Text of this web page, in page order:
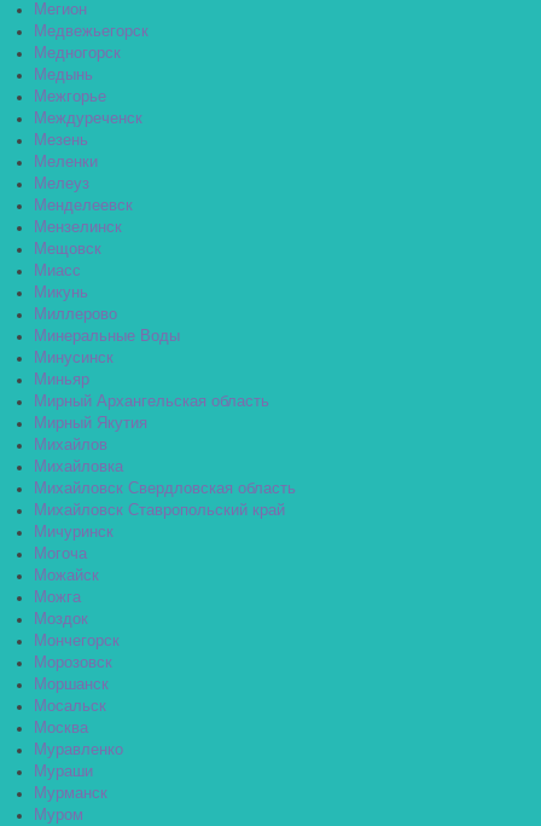
Мегион
Медвежьегорск
Медногорск
Медынь
Межгорье
Междуреченск
Мезень
Меленки
Мелеуз
Менделеевск
Мензелинск
Мещовск
Миасс
Микунь
Миллерово
Минеральные Воды
Минусинск
Миньяр
Мирный Архангельская область
Мирный Якутия
Михайлов
Михайловка
Михайловск Свердловская область
Михайловск Ставропольский край
Мичуринск
Могоча
Можайск
Можга
Моздок
Мончегорск
Морозовск
Моршанск
Мосальск
Москва
Муравленко
Мураши
Мурманск
Муром